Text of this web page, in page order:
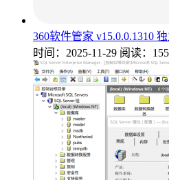
360软件管家 v15.0.0.1310
时间：2025-11-29 阅读：